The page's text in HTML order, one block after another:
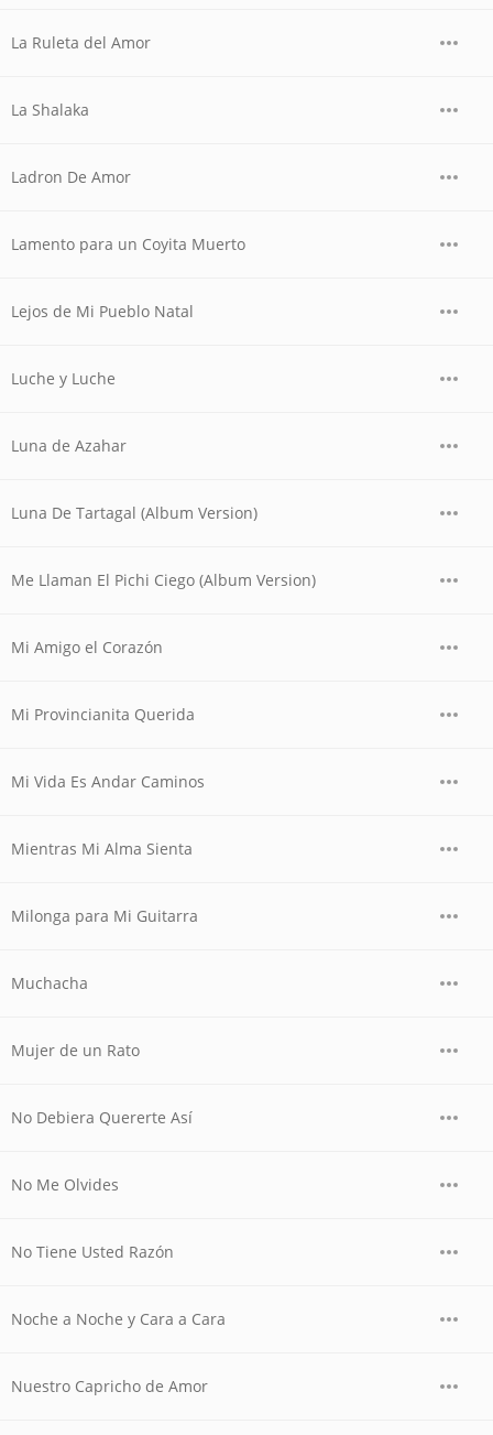
La Ruleta del Amor
La Shalaka
Ladron De Amor
Lamento para un Coyita Muerto
Lejos de Mi Pueblo Natal
Luche y Luche
Luna de Azahar
Luna De Tartagal (Album Version)
Me Llaman El Pichi Ciego (Album Version)
Mi Amigo el Corazón
Mi Provincianita Querida
Mi Vida Es Andar Caminos
Mientras Mi Alma Sienta
Milonga para Mi Guitarra
Muchacha
Mujer de un Rato
No Debiera Quererte Así
No Me Olvides
No Tiene Usted Razón
Noche a Noche y Cara a Cara
Nuestro Capricho de Amor